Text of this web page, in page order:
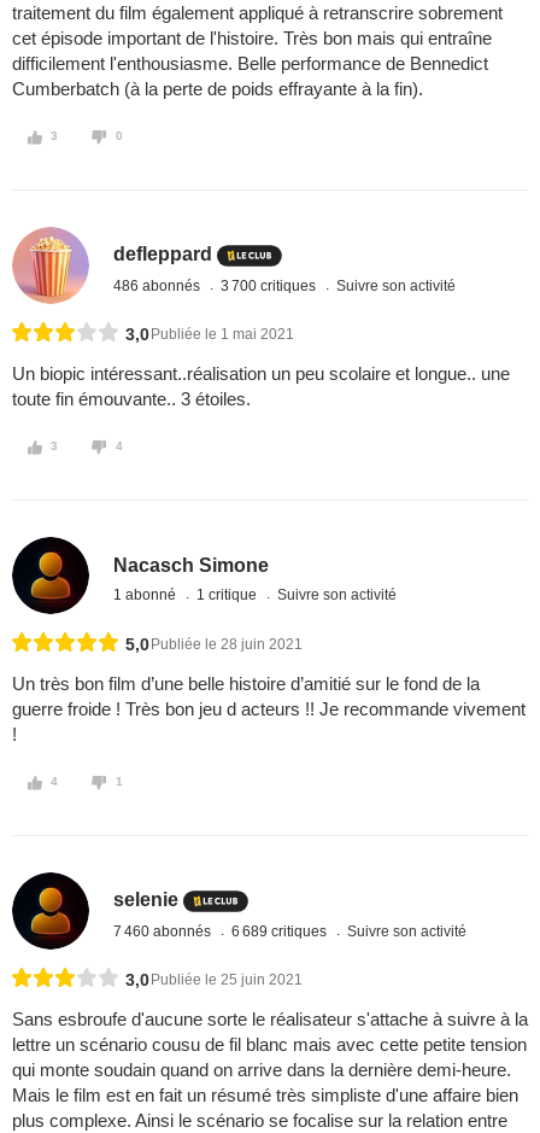
traitement du film également appliqué à retranscrire sobrement
cet épisode important de l'histoire. Très bon mais qui entraîne
difficilement l'enthousiasme. Belle performance de Bennedict
Cumberbatch (à la perte de poids effrayante à la fin).
3 0
defleppard
486 abonnés 3 700 critiques Suivre son activité
3,0 Publiée le 1 mai 2021
Un biopic intéressant..réalisation un peu scolaire et longue.. une
toute fin émouvante.. 3 étoiles.
3 4
Nacasch Simone
1 abonné 1 critique Suivre son activité
5,0 Publiée le 28 juin 2021
Un très bon film d’une belle histoire d’amitié sur le fond de la
guerre froide ! Très bon jeu d acteurs !! Je recommande vivement
!
4 1
selenie
7 460 abonnés 6 689 critiques Suivre son activité
3,0 Publiée le 25 juin 2021
Sans esbroufe d'aucune sorte le réalisateur s'attache à suivre à la
lettre un scénario cousu de fil blanc mais avec cette petite tension
qui monte soudain quand on arrive dans la dernière demi-heure.
Mais le film est en fait un résumé très simpliste d'une affaire bien
plus complexe. Ainsi le scénario se focalise sur la relation entre